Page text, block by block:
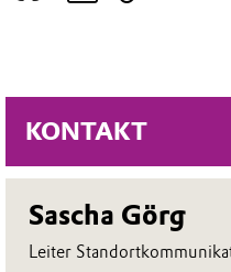
KONTAKT
Sascha Görg
Leiter